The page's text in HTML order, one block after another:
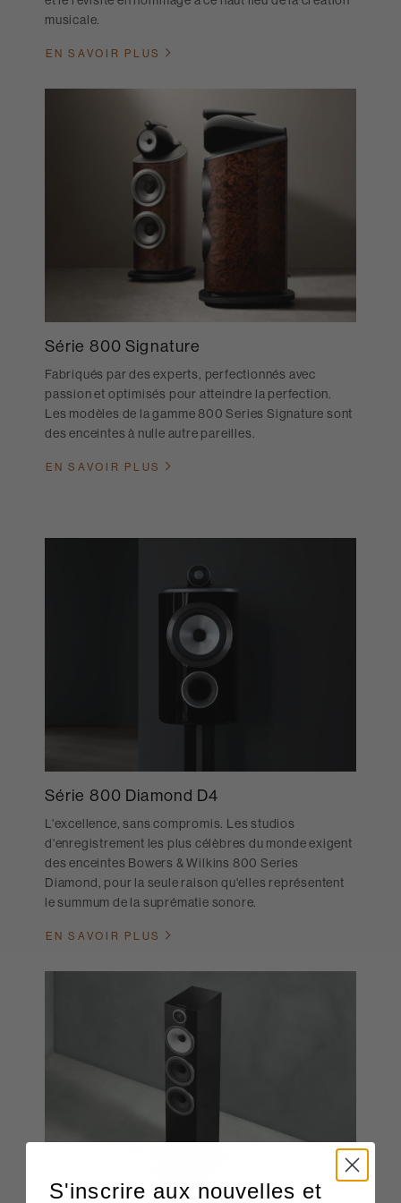
musicale.
EN SAVOIR PLUS
Série 800 Signature
Fabriqués par des experts, perfectionnés avec
passion et optimisés pour atteindre la perfection.
Les modèles de la gamme 800 Series Signature sont
des enceintes à nulle autre pareilles.
EN SAVOIR PLUS
Série 800 Diamond D4
L'excellence, sans compromis. Les studios
d'enregistrement les plus célèbres du monde exigent
des enceintes Bowers & Wilkins 800 Series
Diamond, pour la seule raison qu'elles représentent
le summum de la suprématie sonore.
EN SAVOIR PLUS
S'inscrire aux nouvelles et